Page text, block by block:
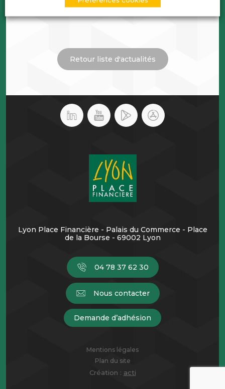
Retour liste d'actualités
Lyon Place Financière - Palais du Commerce - Place
de la Bourse - 69002 Lyon
04 78 37 62 30
Nous contacter
Demande d’adhésion
Mentions légales
Plan du site
Création : acti